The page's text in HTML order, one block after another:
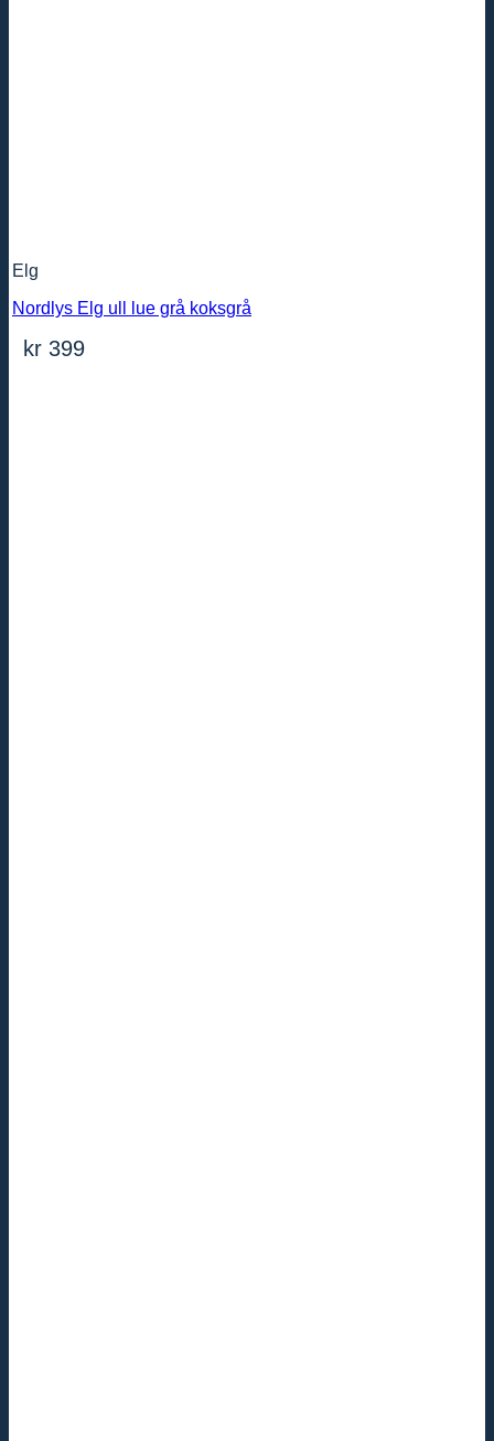
Elg
Nordlys Elg ull lue grå koksgrå
kr 399